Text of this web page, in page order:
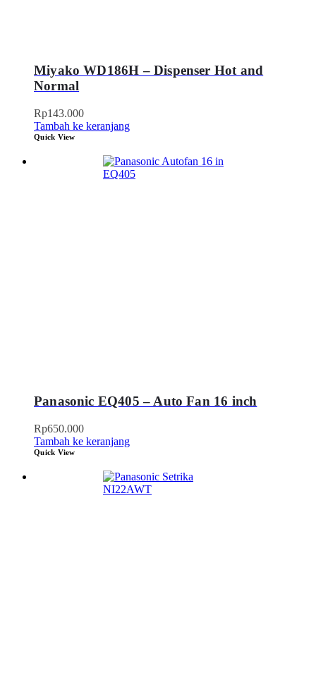
Miyako WD186H – Dispenser Hot and
Normal
Rp143.000
Tambah ke keranjang
Quick View
Panasonic EQ405 – Auto Fan 16 inch
Rp650.000
Tambah ke keranjang
Quick View